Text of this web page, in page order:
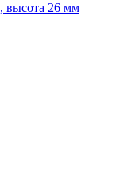
высота 26 мм